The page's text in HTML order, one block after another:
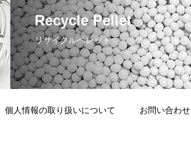
Recycle Pellet
リサイクルペレット
個人情報の取り扱いについて お問い合わせ